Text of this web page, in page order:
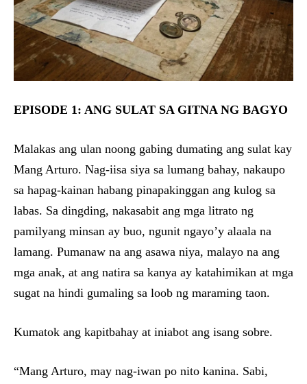
EPISODE 1: ANG SULAT SA GITNA NG BAGYO
Malakas ang ulan noong gabing dumating ang sulat kay
Mang Arturo. Nag-iisa siya sa lumang bahay, nakaupo
sa hapag-kainan habang pinapakinggan ang kulog sa
labas. Sa dingding, nakasabit ang mga litrato ng
pamilyang minsan ay buo, ngunit ngayo’y alaala na
lamang. Pumanaw na ang asawa niya, malayo na ang
mga anak, at ang natira sa kanya ay katahimikan at mga
sugat na hindi gumaling sa loob ng maraming taon.
Kumatok ang kapitbahay at iniabot ang isang sobre.
“Mang Arturo, may nag-iwan po nito kanina. Sabi,